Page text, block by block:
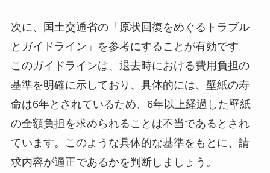
次に、国土交通省の「原状回復をめぐるトラブル
とガイドライン」を参考にすることが有効です。
このガイドラインは、退去時における費用負担の
基準を明確に示しており、具体的には、壁紙の寿
命は6年とされているため、6年以上経過した壁紙
の全額負担を求められることは不当であるとされ
ています。このような具体的な基準をもとに、請
求内容が適正であるかを判断しましょう。